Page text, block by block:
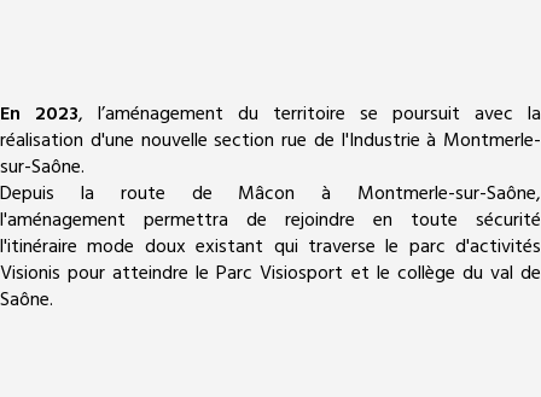
En 2023, l’aménagement du territoire se poursuit avec la
réalisation d'une nouvelle section rue de l'Industrie à Montmerle-
sur-Saône.
Depuis la route de Mâcon à Montmerle-sur-Saône,
l'aménagement permettra de rejoindre en toute sécurité
l'itinéraire mode doux existant qui traverse le parc d'activités
Visionis pour atteindre le Parc Visiosport et le collège du val de
Saône.